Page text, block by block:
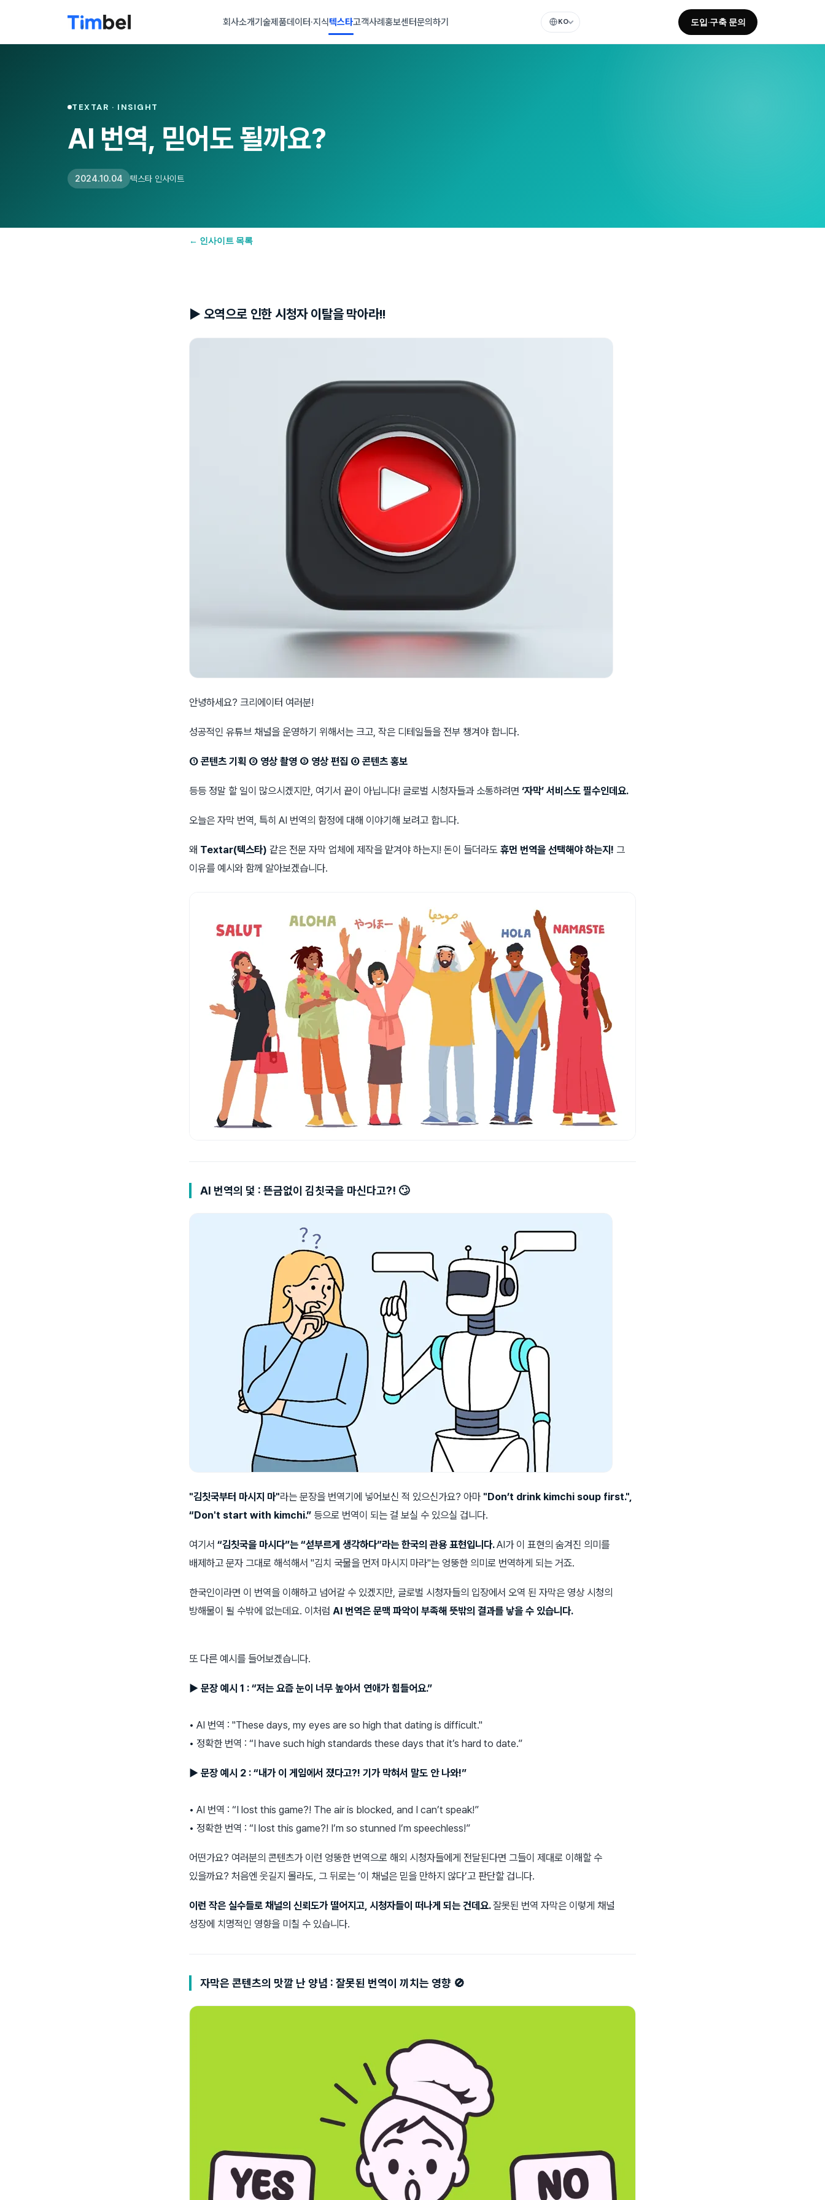
회사소개기술제품데이터·지식텍스타고객사례홍보센터문의하기 KO 도입·구축 문의
TEXTAR · INSIGHT
AI 번역, 믿어도 될까요?
2024.10.04 텍스타 인사이트
← 인사이트 목록
▶ 오역으로 인한 시청자 이탈을 막아라!!
안녕하세요? 크리에이터 여러분!
성공적인 유튜브 채널을 운영하기 위해서는 크고, 작은 디테일들을 전부 챙겨야 합니다.
① 콘텐츠 기획 ② 영상 촬영 ③ 영상 편집 ④ 콘텐츠 홍보
등등 정말 할 일이 많으시겠지만, 여기서 끝이 아닙니다! 글로벌 시청자들과 소통하려면 ‘자막’ 서비스도 필수인데요.
오늘은 자막 번역, 특히 AI 번역의 함정에 대해 이야기해 보려고 합니다.
왜 Textar(텍스타) 같은 전문 자막 업체에 제작을 맡겨야 하는지! 돈이 들더라도 휴먼 번역을 선택해야 하는지! 그
이유를 예시와 함께 알아보겠습니다.
AI 번역의 덫 : 뜬금없이 김칫국을 마신다고?! 🙄
"김칫국부터 마시지 마"라는 문장을 번역기에 넣어보신 적 있으신가요? 아마 "Don’t drink kimchi soup first.",
“Don't start with kimchi.” 등으로 번역이 되는 걸 보실 수 있으실 겁니다.
여기서 “김칫국을 마시다”는 “섣부르게 생각하다”라는 한국의 관용 표현입니다.AI가 이 표현의 숨겨진 의미를
배제하고 문자 그대로 해석해서 "김치 국물을 먼저 마시지 마라"는 엉뚱한 의미로 번역하게 되는 거죠.
한국인이라면 이 번역을 이해하고 넘어갈 수 있겠지만, 글로벌 시청자들의 입장에서 오역 된 자막은 영상 시청의
방해물이 될 수밖에 없는데요. 이처럼 AI 번역은 문맥 파악이 부족해 뜻밖의 결과를 낳을 수 있습니다.
또 다른 예시를 들어보겠습니다.
▶ 문장 예시 1 : “저는 요즘 눈이 너무 높아서 연애가 힘들어요.”
• AI 번역 : "These days, my eyes are so high that dating is difficult."
• 정확한 번역 : “I have such high standards these days that it’s hard to date.”
▶ 문장 예시 2 : “내가 이 게임에서 졌다고?! 기가 막혀서 말도 안 나와!”
• AI 번역 : “I lost this game?! The air is blocked, and I can’t speak!”
• 정확한 번역 : “I lost this game?! I’m so stunned I’m speechless!”
어떤가요? 여러분의 콘텐츠가 이런 엉뚱한 번역으로 해외 시청자들에게 전달된다면 그들이 제대로 이해할 수
있을까요? 처음엔 웃길지 몰라도, 그 뒤로는 ‘이 채널은 믿을 만하지 않다’고 판단할 겁니다.
이런 작은 실수들로 채널의 신뢰도가 떨어지고, 시청자들이 떠나게 되는 건데요.잘못된 번역 자막은 이렇게 채널
성장에 치명적인 영향을 미칠 수 있습니다.
자막은 콘텐츠의 맛깔 난 양념 : 잘못된 번역이 끼치는 영향 🚫